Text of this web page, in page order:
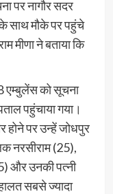
पर नागौर सदर
साथ मौके पर पहुंचे
मीणा ने बताया कि
एम्बुलेंस को सूचना
पहुंचाया गया।
होने पर उन्हें जोधपुर
नरसीराम (25),
और उनकी पत्नी
सबसे ज्यादा